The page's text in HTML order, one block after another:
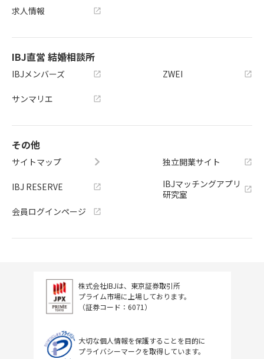
求人情報
IBJ直営 結婚相談所
IBJメンバーズ
サンマリエ
ZWEI
その他
サイトマップ
IBJ RESERVE
会員ログインページ
独立開業サイト
IBJマッチングアプリ
研究室
株式会社IBJは、東京証券取引所
プライム市場に上場しております。
（証券コード：6071）
大切な個人情報を保護することを目的に
プライバシーマークを取得しています。